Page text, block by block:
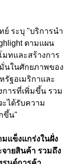
ย์ ระบุ "บริการนำ
ตามแผน
มทและสร้างการ
มั่นในศักยภาพของ
รัฐอเมริกาและ
ารที่เพิ่มขึ้น รวม
ได้รับความ
ากขึ้น"
มแข็งแกร่งในฝั่ง
ายสินค้า รวมถึง